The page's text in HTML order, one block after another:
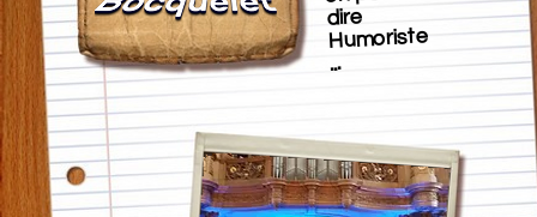
dire
Humoriste
...